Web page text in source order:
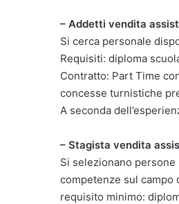
– Addetti vendita
Si cerca personale
Requisiti: diploma
Contratto: Part Time
concesse turnistiche
A seconda
– Stagista vendita
Si selezionano
competenze sul campo
requisito minimo: